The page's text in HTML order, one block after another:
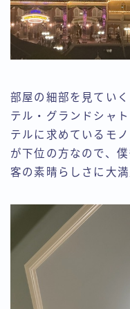
部屋の細部を見てい
テル・グランドシャ
テルに求めているモ
が下位の方なので、
客の素晴らしさに大満